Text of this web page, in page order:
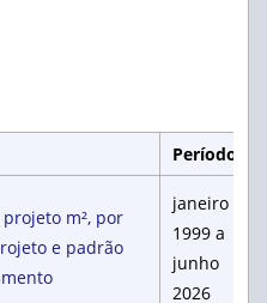
Período
m², por
e padrão
janeiro
1999 a
junho
2026